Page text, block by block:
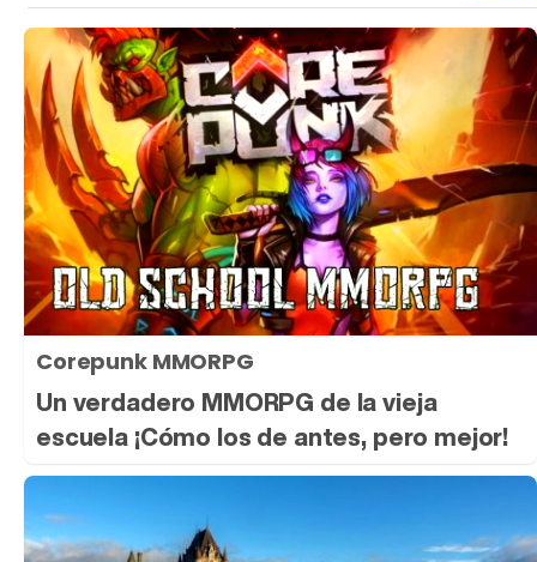
Corepunk MMORPG
Un verdadero MMORPG de la vieja
escuela ¡Cómo los de antes, pero mejor!